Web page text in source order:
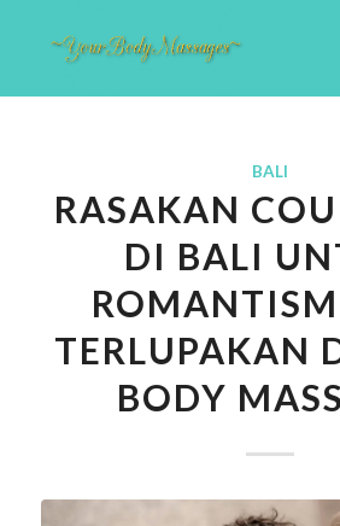
BALI
RASAKAN
DI BALI
TERLUPAKAN
BODY